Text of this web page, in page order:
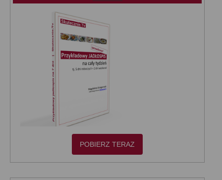
POBIERZ TERAZ